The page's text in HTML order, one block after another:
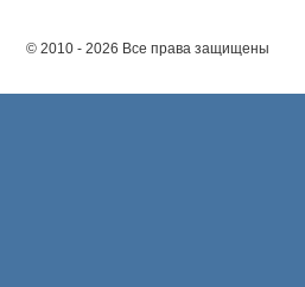
© 2010 - 2026 Все права защищены